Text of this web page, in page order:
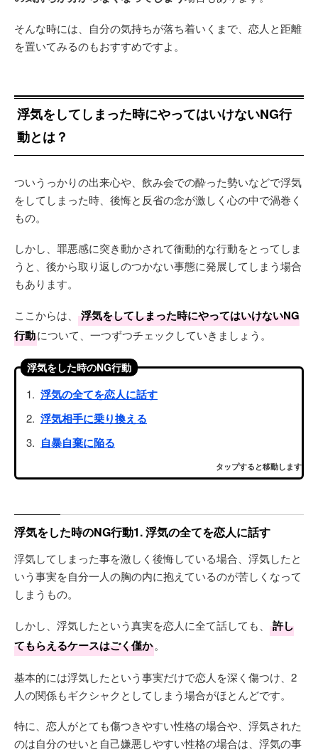
そんな時には、自分の気持ちが落ち着いくまで、恋人と距離
を置いてみるのもおすすめですよ。
浮気をしてしまった時にやってはいけないNG行
動とは？
ついうっかりの出来心や、飲み会での酔った勢いなどで浮気
をしてしまった時、後悔と反省の念が激しく心の中で渦巻く
もの。
しかし、罪悪感に突き動かされて衝動的な行動をとってしま
うと、後から取り返しのつかない事態に発展してしまう場合
もあります。
ここからは、
浮気をしてしまった時にやってはいけないNG
行動について、一つずつチェックしていきましょう。
浮気をした時のNG行動
浮気の全てを恋人に話す
浮気相手に乗り換える
自暴自棄に陥る
タップすると移動します
浮気をした時のNG行動1. 浮気の全てを恋人に話す
浮気してしまった事を激しく後悔している場合、浮気したと
いう事実を自分一人の胸の内に抱えているのが苦しくなって
しまうもの。
しかし、浮気したという真実を恋人に全て話しても、
許し
てもらえるケースはごく僅か。
基本的には浮気したという事実だけで恋人を深く傷つけ、2
人の関係もギクシャクとしてしまう場合がほとんどです。
特に、恋人がとても傷つきやすい性格の場合や、浮気された
のは自分のせいと自己嫌悪しやすい性格の場合は、浮気の事